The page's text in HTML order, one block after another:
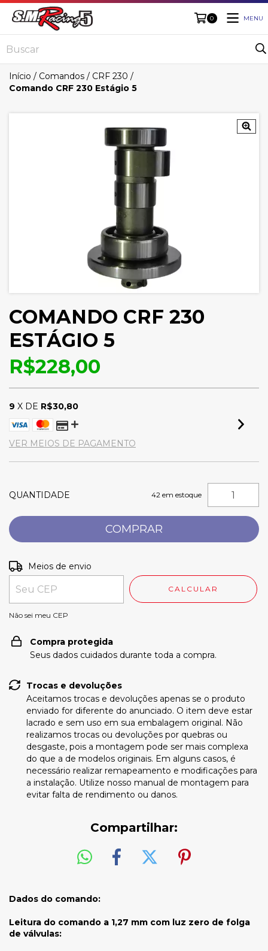
0 MENU
Início / Comandos / CRF 230 /
Comando CRF 230 Estágio 5
COMANDO CRF 230
ESTÁGIO 5
R$228,00
9 X DE R$30,80
VER MEIOS DE PAGAMENTO
QUANTIDADE 42 em estoque
Entregas para o CEP:
Meios de envio
CALCULAR
Não sei meu CEP
Compra protegida
Seus dados cuidados durante toda a compra.
Trocas e devoluções
Aceitamos trocas e devoluções apenas se o produto
enviado for diferente do anunciado. O item deve estar
lacrado e sem uso em sua embalagem original. Não
realizamos trocas ou devoluções por quebras ou
desgaste, pois a montagem pode ser mais complexa
do que a de modelos originais. Em alguns casos, é
necessário realizar remapeamento e modificações para
a instalação. Utilize nosso manual de montagem para
evitar falta de rendimento ou danos.
Compartilhar:
Dados do comando:
Leitura do comando a 1,27 mm com luz zero de folga
de válvulas: